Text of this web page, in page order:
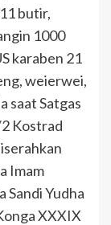
butir,
1000
karaben 21
weierwei,
saat Satgas
Kostrad
Imam
Sandi Yudha
XXXIX